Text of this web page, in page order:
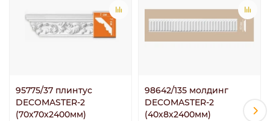
95775/37 плинтус
DECOMASTER-2
(70х70х2400мм)
98642/135 молдинг
DECOMASTER-2
(40х8х2400мм)